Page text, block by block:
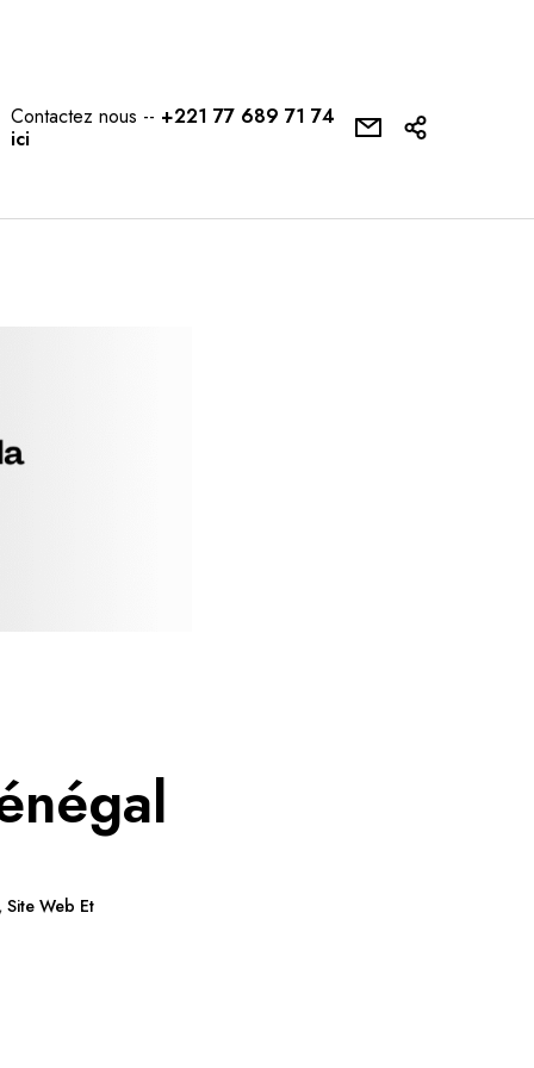
Contactez nous -- +221 77 689 71 74
ici
, Site Web Et